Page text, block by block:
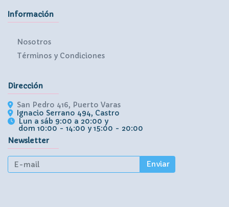
Información
Nosotros
Términos y Condiciones
Dirección
San Pedro 416, Puerto Varas
Ignacio Serrano 494, Castro
Lun a sáb 9:00 a 20:00 y
dom 10:00 - 14:00 y 15:00 - 20:00
Newsletter
Enviar